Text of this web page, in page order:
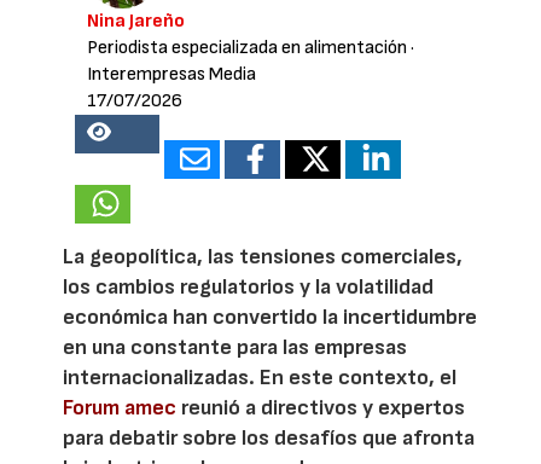
Nina Jareño
Periodista especializada en alimentación ·
Interempresas Media
17/07/2026
25180
La geopolítica, las tensiones comerciales,
los cambios regulatorios y la volatilidad
económica han convertido la incertidumbre
en una constante para las empresas
internacionalizadas. En este contexto, el
Forum amec reunió a directivos y expertos
para debatir sobre los desafíos que afronta